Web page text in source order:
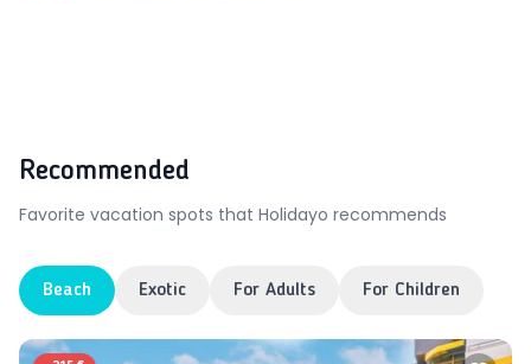
Recommended
Favorite vacation spots that Holidayo recommends
Beach Exotic For Adults For Children